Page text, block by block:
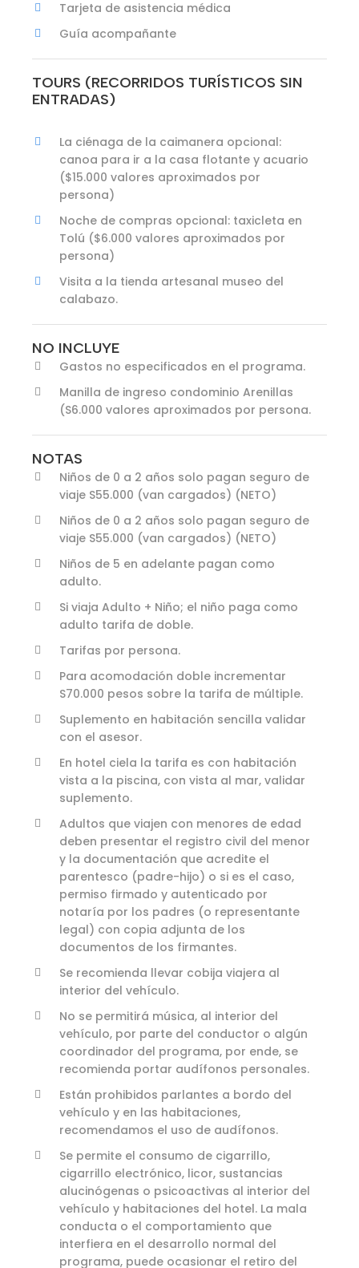
Tarjeta de asistencia médica
Guía acompañante
TOURS (RECORRIDOS TURÍSTICOS SIN
ENTRADAS)
La ciénaga de la caimanera opcional:
canoa para ir a la casa flotante y acuario
($15.000 valores aproximados por
persona)
Noche de compras opcional: taxicleta en
Tolú ($6.000 valores aproximados por
persona)
Visita a la tienda artesanal museo del
calabazo.
NO INCLUYE
Gastos no especificados en el programa.
Manilla de ingreso condominio Arenillas
(S6.000 valores aproximados por persona.
NOTAS
Niños de 0 a 2 años solo pagan seguro de
viaje S55.000 (van cargados) (NETO)
Niños de 0 a 2 años solo pagan seguro de
viaje S55.000 (van cargados) (NETO)
Niños de 5 en adelante pagan como
adulto.
Si viaja Adulto + Niño; el niño paga como
adulto tarifa de doble.
Tarifas por persona.
Para acomodación doble incrementar
S70.000 pesos sobre la tarifa de múltiple.
Suplemento en habitación sencilla validar
con el asesor.
En hotel ciela la tarifa es con habitación
vista a la piscina, con vista al mar, validar
suplemento.
Adultos que viajen con menores de edad
deben presentar el registro civil del menor
y la documentación que acredite el
parentesco (padre-hijo) o si es el caso,
permiso firmado y autenticado por
notaría por los padres (o representante
legal) con copia adjunta de los
documentos de los firmantes.
Se recomienda llevar cobija viajera al
interior del vehículo.
No se permitirá música, al interior del
vehículo, por parte del conductor o algún
coordinador del programa, por ende, se
recomienda portar audífonos personales.
Están prohibidos parlantes a bordo del
vehículo y en las habitaciones,
recomendamos el uso de audífonos.
Se permite el consumo de cigarrillo,
cigarrillo electrónico, licor, sustancias
alucinógenas o psicoactivas al interior del
vehículo y habitaciones del hotel. La mala
conducta o el comportamiento que
interfiera en el desarrollo normal del
programa, puede ocasionar el retiro del